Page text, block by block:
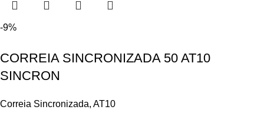
-9%
CORREIA SINCRONIZADA 50 AT10
SINCRON
Correia Sincronizada, AT10